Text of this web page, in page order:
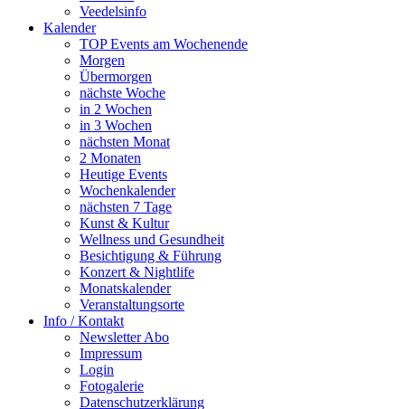
Veedelsinfo
Kalender
TOP Events am Wochenende
Morgen
Übermorgen
nächste Woche
in 2 Wochen
in 3 Wochen
nächsten Monat
2 Monaten
Heutige Events
Wochenkalender
nächsten 7 Tage
Kunst & Kultur
Wellness und Gesundheit
Besichtigung & Führung
Konzert & Nightlife
Monatskalender
Veranstaltungsorte
Info / Kontakt
Newsletter Abo
Impressum
Login
Fotogalerie
Datenschutzerklärung